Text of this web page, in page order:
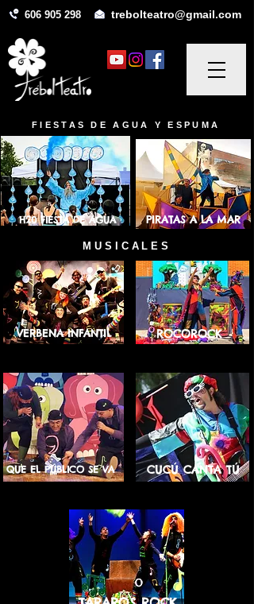
606 905 298 trebolteatro@gmail.com
FIESTAS DE AGUA Y ESPUMA
H20 FIESTA DE AGUA PIRATAS A LA MAR
MUSICALES
VERBENA INFANTIL ROCOROCK
QUE EL PÚBLICO SE VA CUCÚ CANTA TÚ